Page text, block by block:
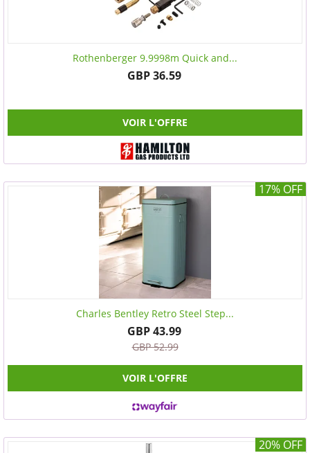
Rothenberger 9.9998m Quick and...
GBP 36.59
VOIR L'OFFRE
17% OFF
Charles Bentley Retro Steel Step...
GBP 43.99
GBP 52.99
VOIR L'OFFRE
20% OFF